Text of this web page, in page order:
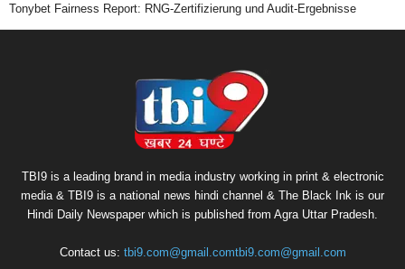
Tonybet Fairness Report: RNG-Zertifizierung und Audit-Ergebnisse
TBI9 is a leading brand in media industry working in print & electronic
media & TBI9 is a national news hindi channel & The Black Ink is our
Hindi Daily Newspaper which is published from Agra Uttar Pradesh.
Contact us: tbi9.com@gmail.comtbi9.com@gmail.com